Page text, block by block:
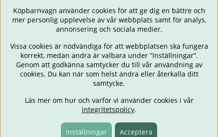
Köpbarnvagn använder cookies för att ge dig en bättre och
mer personlig upplevelse av vår webbplats samt för analys,
annonsering och sociala medier.
Vissa cookies är nödvändiga för att webbplatsen ska fungera
korrekt, medan andra är valbara under ”Inställningar”.
Genom att godkänna samtycker du till vår användning av
cookies. Du kan när som helst ändra eller återkalla ditt
samtycke.
Läs mer om hur och varför vi använder cookies i vår
integritetspolicy.
Inställningar Acceptera